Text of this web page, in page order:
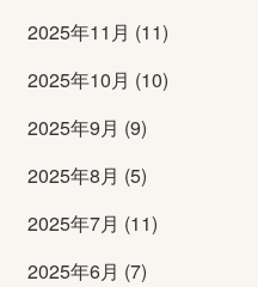
2025年11月 (11)
2025年10月 (10)
2025年9月 (9)
2025年8月 (5)
2025年7月 (11)
2025年6月 (7)